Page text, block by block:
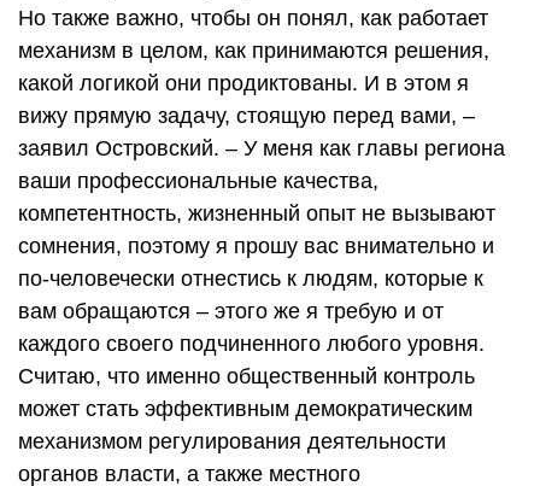
Но также важно, чтобы он понял, как работает
механизм в целом, как принимаются решения,
какой логикой они продиктованы. И в этом я
вижу прямую задачу, стоящую перед вами, –
заявил Островский. – У меня как главы региона
ваши профессиональные качества,
компетентность, жизненный опыт не вызывают
сомнения, поэтому я прошу вас внимательно и
по-человечески отнестись к людям, которые к
вам обращаются – этого же я требую и от
каждого своего подчиненного любого уровня.
Считаю, что именно общественный контроль
может стать эффективным демократическим
механизмом регулирования деятельности
органов власти, а также местного